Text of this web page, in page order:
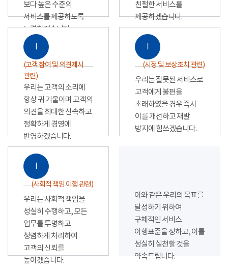
보다 높은 수준의
서비스를 제공하도록
노력하겠습니다.
친절한 서비스를
제공하겠습니다.
Ⅰ
(고객 참여 및 의견제시
관련)
우리는 고객의 소리에
항상 귀 기울이며 고객의
의견을 최대한 신속하고
정확하게 경영에
반영하겠습니다.
Ⅰ
(시정 및 보상조치 관련)
우리는 잘못된 서비스로
고객에게 불편을
초래하였을 경우 즉시
이를 개선하고 재발
방지에 힘쓰겠습니다.
Ⅰ
(사회적 책임 이행 관련)
우리는 사회적 책임을
성실히 수행하고, 모든
업무를 투명하고
청렴하게 처리하여
고객의 신뢰를
높이겠습니다.
이와 같은 우리의 목표를
달성하기 위하여
구체적인 서비스
이행표준을 정하고, 이를
성실히 실천할 것을
약속드립니다.